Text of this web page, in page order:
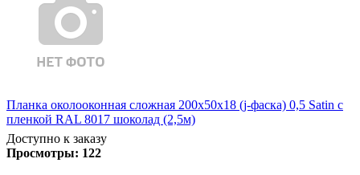
Планка околооконная сложная 200х50х18 (j-фаска) 0,5 Satin с
пленкой RAL 8017 шоколад (2,5м)
Доступно к заказу
Просмотры: 122